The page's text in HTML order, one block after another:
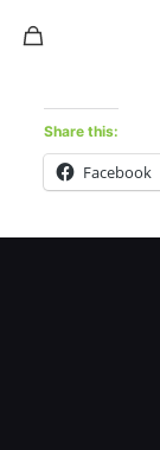
Share this:
Facebook